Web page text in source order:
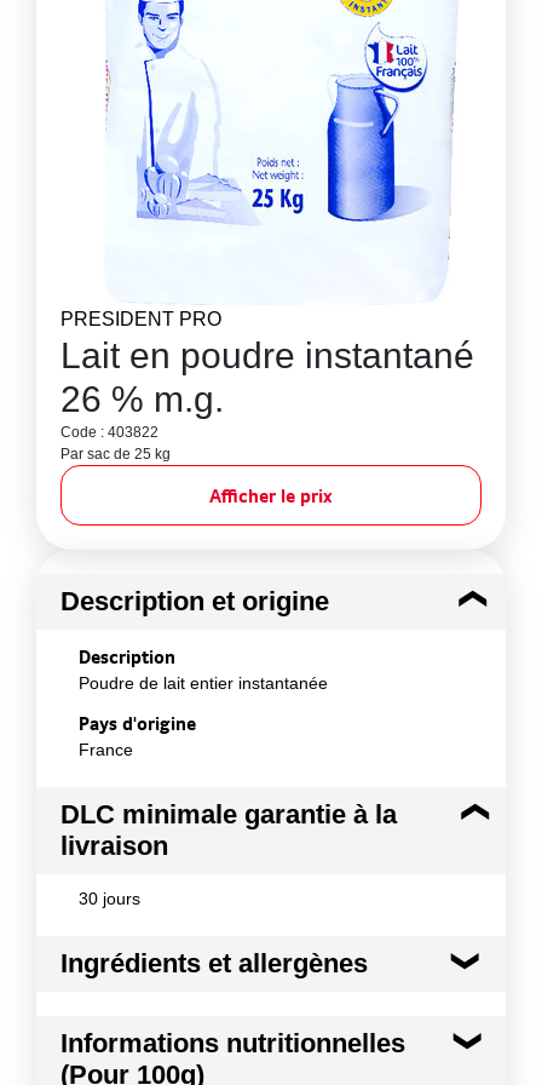
PRESIDENT PRO
Lait en poudre instantané
26 % m.g.
Code : 403822
Par sac de 25 kg
Afficher le prix
Description et origine
Description
Poudre de lait entier instantanée
Pays d'origine
France
DLC minimale garantie à la
livraison
30 jours
Ingrédients et allergènes
Poudre de LAIT entier, émulsifiant : lécithine de
SOJA, stabilisants : phosphate de sodium (E339),
Informations nutritionnelles
(Pour 100g)